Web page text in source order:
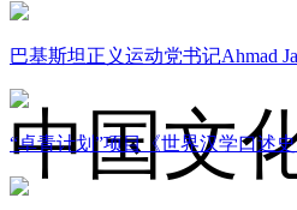
巴基斯坦正义运动党书记Ahmad
“卓青计划”项目《世界汉学口述
关于我们
中国文